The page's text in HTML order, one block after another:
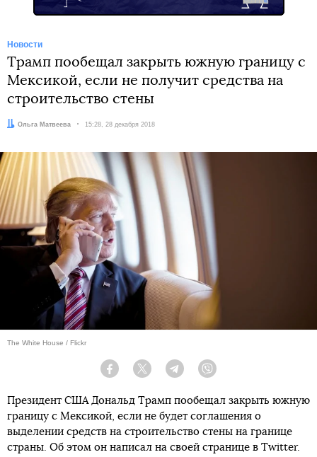
Новости
Трамп пообещал закрыть южную границу с
Мексикой, если не получит средства на
строительство стены
Автор:
Ольга Матвеева Дата:
15:28, 28 декабря 2018
The White House / Flickr
Facebook Twitter Telegram
Президент США Дональд Трамп пообещал закрыть южную
границу с Мексикой, если не будет соглашения о
выделении средств на строительство стены на границе
страны. Об этом он написал на своей странице в Twitter.